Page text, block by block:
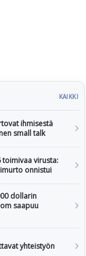
KAIKKI
ihmisestä
small talk
toimivaa virusta:
onnistui
dollarin
saapuu
yhteistyön